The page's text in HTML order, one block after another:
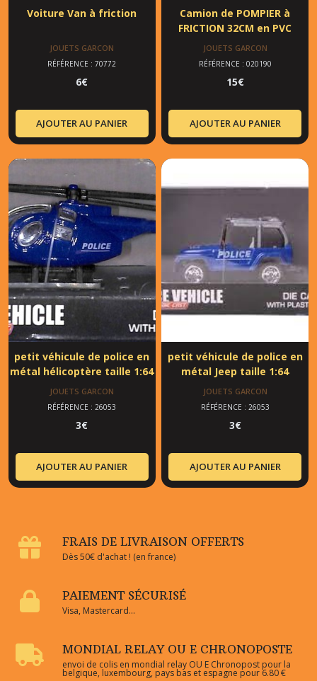
Voiture Van à friction
JOUETS GARCON
RÉFÉRENCE : 70772
6€
AJOUTER AU PANIER
Camion de POMPIER à
FRICTION 32CM en PVC
JOUETS GARCON
RÉFÉRENCE : 020190
15€
AJOUTER AU PANIER
petit véhicule de police en
métal hélicoptère taille 1:64
JOUETS GARCON
RÉFÉRENCE : 26053
3€
AJOUTER AU PANIER
petit véhicule de police en
métal Jeep taille 1:64
JOUETS GARCON
RÉFÉRENCE : 26053
3€
AJOUTER AU PANIER
FRAIS DE LIVRAISON OFFERTS
Dès 50€ d'achat ! (en france)
PAIEMENT SÉCURISÉ
Visa, Mastercard...
MONDIAL RELAY OU E CHRONOPOSTE
envoi de colis en mondial relay OU E Chronopost pour la
belgique, luxembourg, pays bas et espagne pour 6.80 €